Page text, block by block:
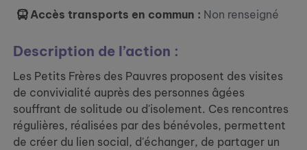
Accès transports en commun : Non renseigné
Description de l’action :
Les Petits Frères des Pauvres proposent des visites
de convivialité auprès des personnes âgées
souffrant de solitude ou d'isolement. Ces rencontres
régulières, réalisées par des bénévoles, permettent
de créer du lien social, d'échanger, de partager un